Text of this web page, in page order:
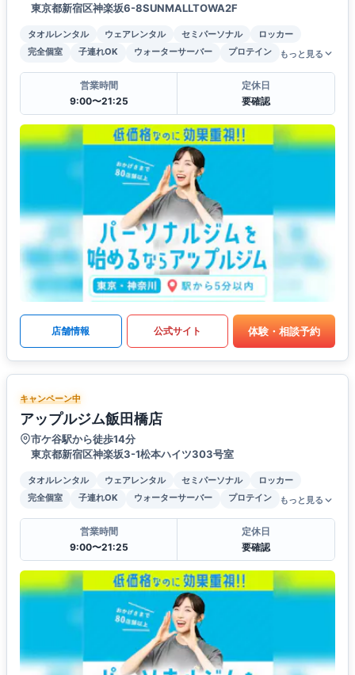
東京都新宿区神楽坂6-8SUNMALLTOWA2F
タオルレンタル ウェアレンタル セミパーソナル
ロッカー
完全個室
子連れOK ウォーターサーバー プロテイン もっと見る
営業時間
9:00〜21:25
定休日
要確認
店舗情報 公式サイト 体験・相談予約
キャンペーン中
アップルジム飯田橋店
市ケ谷駅から徒歩14分
東京都新宿区神楽坂3-1松本ハイツ303号室
タオルレンタル ウェアレンタル セミパーソナル
ロッカー
完全個室
子連れOK ウォーターサーバー プロテイン もっと見る
営業時間
9:00〜21:25
定休日
要確認